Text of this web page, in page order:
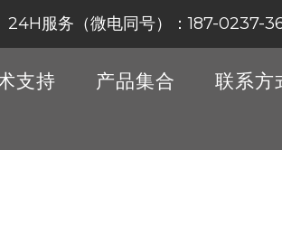
24H服务（微电同号）：187-0237-
支持 产品集合 联系方